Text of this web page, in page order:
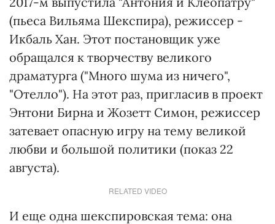
(пьеса Вильяма Шекспира), режиссер -
Икбаль Хан. Этот постановщик уже
обращался к творчеству великого
драматурга ("Много шума из ничего",
"Отелло"). На этот раз, пригласив в проект
Энтони Бирна и Жозетт Симон, режиссер
затевает опасную игру на тему великой
любви и большой политики (показ 22
августа).
RELATED VIDEO
И еще одна шекспировская тема: она